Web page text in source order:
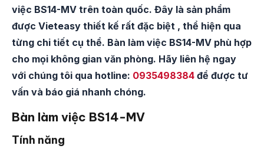
việc BS14-MV trên toàn quốc. Đây là sản phẩm
được Vieteasy thiết kế rất đặc biệt , thể hiện qua
từng chi tiết cụ thể. Bàn làm việc BS14-MV phù hợp
cho mọi không gian văn phòng. Hãy liên hệ ngay
với chúng tôi qua hotline: 0935498384 để được tư
vấn và báo giá nhanh chóng.
Bàn làm việc BS14-MV
Tính năng